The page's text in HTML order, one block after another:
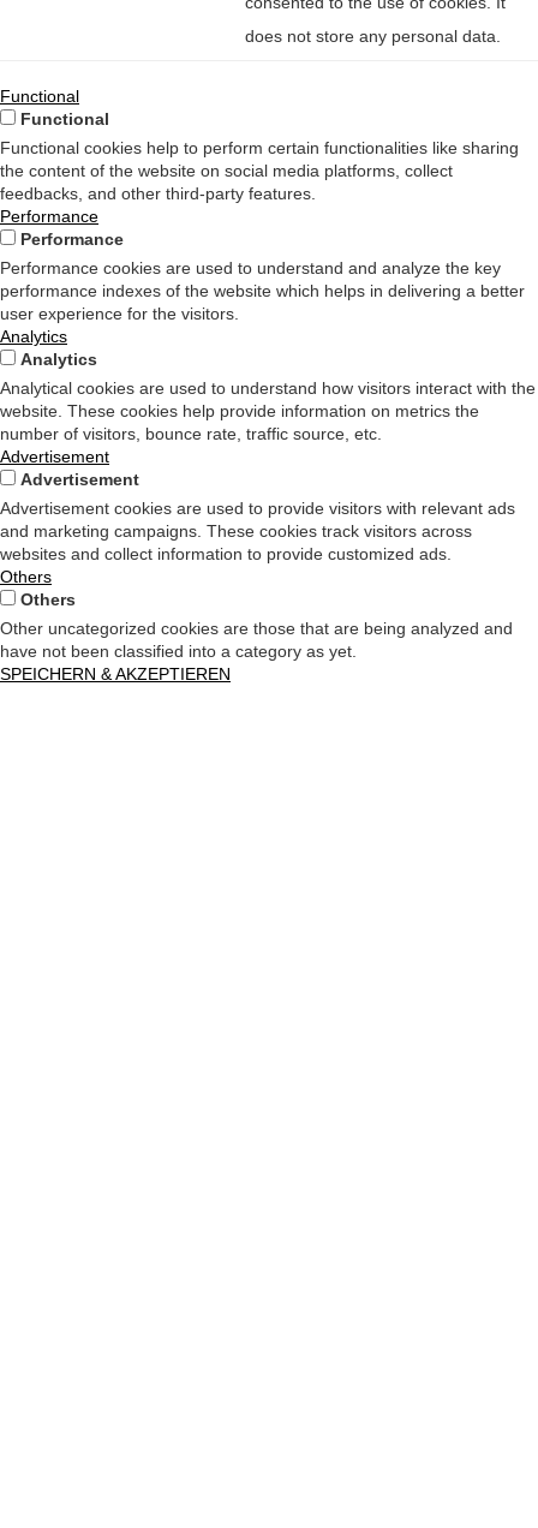
does not store any personal data.
Functional
Functional
Functional cookies help to perform certain functionalities like sharing
the content of the website on social media platforms, collect
feedbacks, and other third-party features.
Performance
Performance
Performance cookies are used to understand and analyze the key
performance indexes of the website which helps in delivering a better
user experience for the visitors.
Analytics
Analytics
Analytical cookies are used to understand how visitors interact with the
website. These cookies help provide information on metrics the
number of visitors, bounce rate, traffic source, etc.
Advertisement
Advertisement
Advertisement cookies are used to provide visitors with relevant ads
and marketing campaigns. These cookies track visitors across
websites and collect information to provide customized ads.
Others
Others
Other uncategorized cookies are those that are being analyzed and
have not been classified into a category as yet.
SPEICHERN & AKZEPTIEREN